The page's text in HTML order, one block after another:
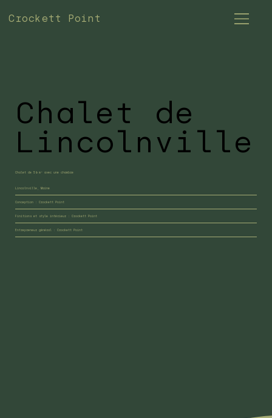
Crockett Point
Chalet de
Lincolnville
Chalet de 56 m² avec une chambre
Lincolnville, Maine
Conception : Crockett Point
Finitions et style intérieur : Crockett Point
Entrepreneur général : Crockett Point